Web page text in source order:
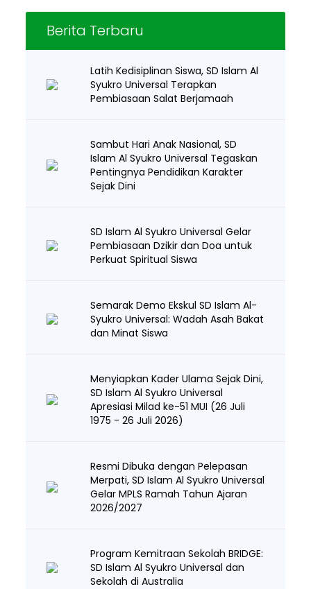
Berita Terbaru
Latih Kedisiplinan Siswa, SD Islam Al
Syukro Universal Terapkan
Pembiasaan Salat Berjamaah
Sambut Hari Anak Nasional, SD
Islam Al Syukro Universal Tegaskan
Pentingnya Pendidikan Karakter
Sejak Dini
SD Islam Al Syukro Universal Gelar
Pembiasaan Dzikir dan Doa untuk
Perkuat Spiritual Siswa
Semarak Demo Ekskul SD Islam Al-
Syukro Universal: Wadah Asah Bakat
dan Minat Siswa
Menyiapkan Kader Ulama Sejak Dini,
SD Islam Al Syukro Universal
Apresiasi Milad ke-51 MUI (26 Juli
1975 - 26 Juli 2026)
Resmi Dibuka dengan Pelepasan
Merpati, SD Islam Al Syukro Universal
Gelar MPLS Ramah Tahun Ajaran
2026/2027
Program Kemitraan Sekolah BRIDGE:
SD Islam Al Syukro Universal dan
Sekolah di Australia